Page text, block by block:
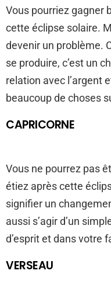
Vous pourriez gagner
cette éclipse solaire.
devenir un problème.
se produire, c’est un
relation avec l’argent
beaucoup de choses
CAPRICORNE
Vous ne pourrez pas
étiez après cette
signifier un
aussi s’agir d’un
d’esprit et dans votre
VERSEAU